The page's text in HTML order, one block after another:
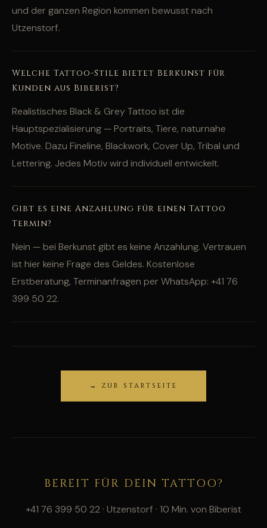
und der ganzen Region kommen bewusst nach
Utzenstorf.
Welche Tattoo-Stile bietet Berkunst für
Kunden aus Biberist?
Realistisches Black & Grey Tattoo ist die
Hauptspezialisierung — Portraits, Tiere, naturnahe
Motive. Dazu Fineline, Blackwork, Cover Up, Tribal und
Lettering. Jedes Motiv wird individuell entwickelt.
Gibt es eine Anzahlung für einen Tattoo
Termin?
Nein — bei Berkunst gibt es keine Anzahlung. Vertrauen
ist hier keine Frage des Geldes. Kostenlose
Erstberatung, Terminanfragen per WhatsApp: +41 76
399 50 22.
→ ZUR STARTSEITE
BEREIT FÜR DEIN TATTOO?
+41 76 399 50 22 · Utzenstorf · 10 Min. von Biberist